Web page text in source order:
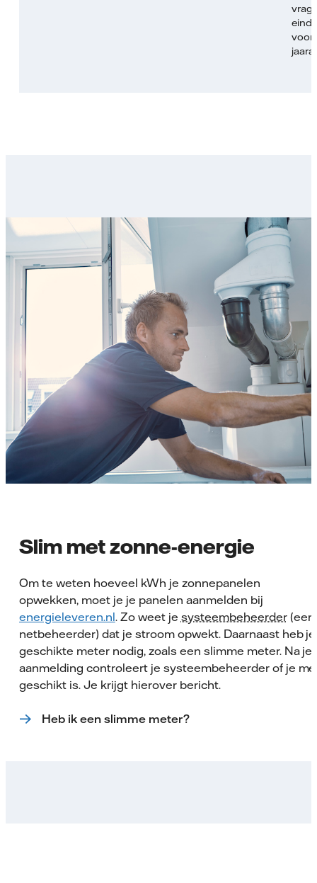
voor
Slim met zonne-energie
Om te weten hoeveel kWh je zonnepanelen
opwekken, moet je je panelen aanmelden bij
energieleveren.nl. Zo weet je systeembeheerder
netbeheerder) dat je stroom opwekt. Daarnaast heb
geschikte meter nodig, zoals een slimme meter. Na je
aanmelding controleert je systeembeheerder of je
geschikt is. Je krijgt hierover bericht.
Heb ik een slimme meter?